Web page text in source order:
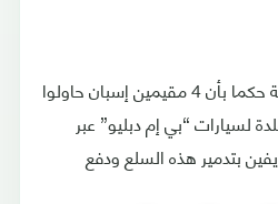
وأصدرت المحكمة الأوروبية حكما بأن 4 مقيمين إسبان حاولوا
لسيارات “بي إم دبليو” عبر
بتدمير هذه السلع ودفع